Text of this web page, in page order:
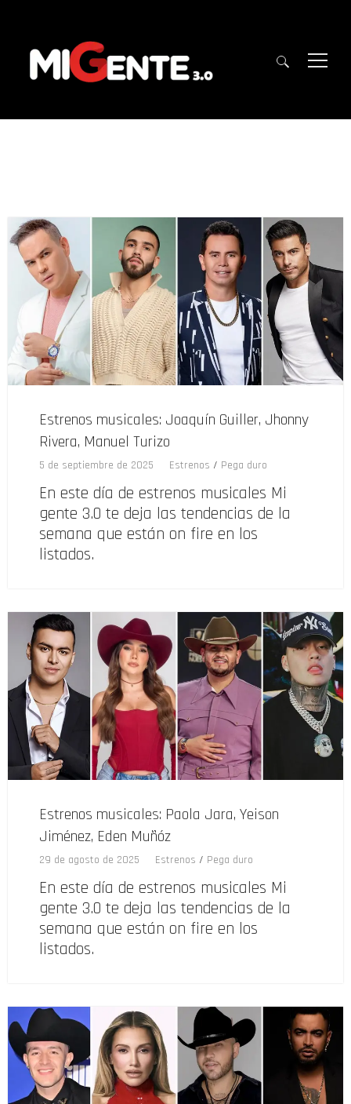
Estrenos musicales: Joaquín Guiller, Jhonny
Rivera, Manuel Turizo
5 de septiembre de 2025 Estrenos / Pega duro
En este día de estrenos musicales Mi
gente 3.0 te deja las tendencias de la
semana que están on fire en los
listados.
Estrenos musicales: Paola Jara, Yeison
Jiménez, Eden Muñóz
29 de agosto de 2025 Estrenos / Pega duro
En este día de estrenos musicales Mi
gente 3.0 te deja las tendencias de la
semana que están on fire en los
listados.